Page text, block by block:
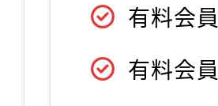
有料会
有料会